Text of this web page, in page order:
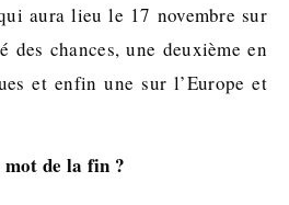
aura lieu le 17 novembre sur
des chances, une deuxième en
et enfin une sur l’Europe et
de la fin ?